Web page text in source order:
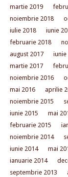
martie 2019
noiembrie 2018
iulie 2018
iunie
februarie 2018
august 2017
iunie
martie 2017
noiembrie 2016
mai 2016
aprilie
noiembrie 2015
iunie 2015
mai
februarie 2015
noiembrie 2014
iunie 2014
mai
ianuarie 2014
septembrie 2013